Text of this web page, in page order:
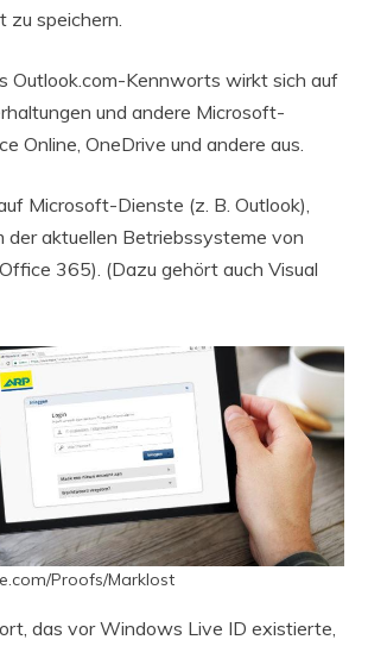
speichern.
Outlook.com-Kennworts wirkt sich auf
und andere Microsoft-
Online, OneDrive und andere aus.
Microsoft-Dienste (z. B. Outlook),
der aktuellen Betriebssysteme von
365). (Dazu gehört auch Visual
Proofs/Marklost
das vor Windows Live ID existierte,